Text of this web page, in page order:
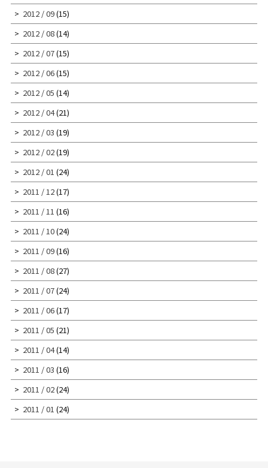
2012 / 09(15)
2012 / 08(14)
2012 / 07(15)
2012 / 06(15)
2012 / 05 (14)
2012 / 04(21)
2012 / 03 (19)
2012 / 02(19)
2012 / 01 (24)
2011 / 12(17)
2011 / 11 (16)
2011 / 10(24)
2011 / 09(16)
2011 / 08(27)
2011 / 07(24)
2011 / 06(17)
2011 / 05 (21)
2011 / 04(14)
2011 / 03 (16)
2011 / 02(24)
2011 / 01 (24)